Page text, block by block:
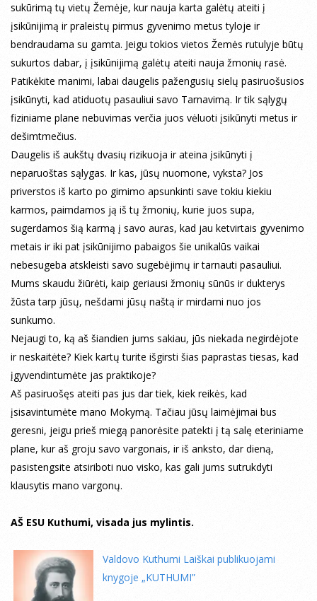
sukūrimą tų vietų Žemėje, kur nauja karta galėtų ateiti į
įsikūnijimą ir praleistų pirmus gyvenimo metus tyloje ir
bendraudama su gamta. Jeigu tokios vietos Žemės rutulyje būtų
sukurtos dabar, į įsikūnijimą galėtų ateiti nauja žmonių rasė.
Patikėkite manimi, labai daugelis pažengusių sielų pasiruošusios
įsikūnyti, kad atiduotų pasauliui savo Tarnavimą. Ir tik sąlygų
fiziniame plane nebuvimas verčia juos vėluoti įsikūnyti metus ir
dešimtmečius.
Daugelis iš aukštų dvasių rizikuoja ir ateina įsikūnyti į
neparuoštas sąlygas. Ir kas, jūsų nuomone, vyksta? Jos
priverstos iš karto po gimimo apsunkinti save tokiu kiekiu
karmos, paimdamos ją iš tų žmonių, kurie juos supa,
sugerdamos šią karmą į savo auras, kad jau ketvirtais gyvenimo
metais ir iki pat įsikūnijimo pabaigos šie unikalūs vaikai
nebesugeba atskleisti savo sugebėjimų ir tarnauti pasauliui.
Mums skaudu žiūrėti, kaip geriausi žmonių sūnūs ir dukterys
žūsta tarp jūsų, nešdami jūsų naštą ir mirdami nuo jos
sunkumo.
Nejaugi to, ką aš šiandien jums sakiau, jūs niekada negirdėjote
ir neskaitėte? Kiek kartų turite išgirsti šias paprastas tiesas, kad
įgyvendintumėte jas praktikoje?
Aš pasiruošęs ateiti pas jus dar tiek, kiek reikės, kad
įsisavintumėte mano Mokymą. Tačiau jūsų laimėjimai bus
geresni, jeigu prieš miegą panorėsite patekti į tą salę eteriniame
plane, kur aš groju savo vargonais, ir iš anksto, dar dieną,
pasistengsite atsiriboti nuo visko, kas gali jums sutrukdyti
klausytis mano vargonų.
AŠ ESU Kuthumi, visada jus mylintis.
Valdovo Kuthumi Laiškai publikuojami
knygoje „KUTHUMI”